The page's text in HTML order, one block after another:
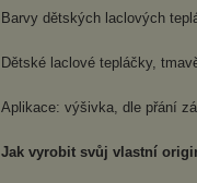
Barvy dětských laclových
Dětské laclové tepláčky,
Aplikace: výšivka, dle přání
Jak vyrobit svůj vlastní